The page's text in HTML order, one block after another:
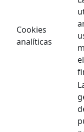
Cookies
analíticas